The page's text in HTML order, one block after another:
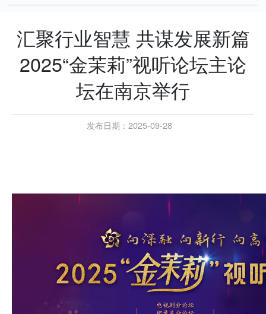
汇聚行业智慧 共谋发展新篇
2025“金茉莉”视听论坛主论
坛在南京举行
发布日期：2025-09-28